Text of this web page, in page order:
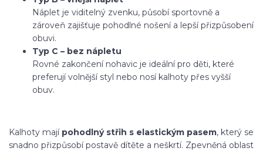
Náplet je viditelný zvenku, působí sportovně a
zároveň zajišťuje pohodlné nošení a lepší přizpůsobení
obuvi.
Typ C – bez nápletu
Rovné zakončení nohavic je ideální pro děti, které
preferují volnější styl nebo nosí kalhoty přes vyšší
obuv.
Kalhoty mají pohodlný střih s elastickým pasem, který se
snadno přizpůsobí postavě dítěte a neškrtí. Zpevněná oblast